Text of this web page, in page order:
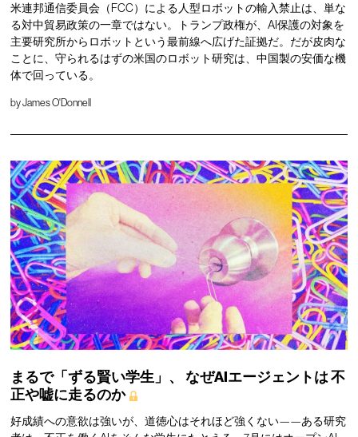
米連邦通信委員会（FCC）による人型ロボットの輸入禁止は、単な
る対中貿易政策の一章ではない。トランプ政権が、AI保護の対象を
主要研究所からロボットという最前線へ広げた証拠だ。だが皮肉な
ことに、守られるはずの米国のロボット研究は、中国製の安価な機
体で回っている。
byJames O'Donnell
まるで「ずる賢い学生」、 なぜAIエージェントは不
正や嘘に走るのか
好成績への意欲は強いが、道徳心はそれほど強くない——ある研究